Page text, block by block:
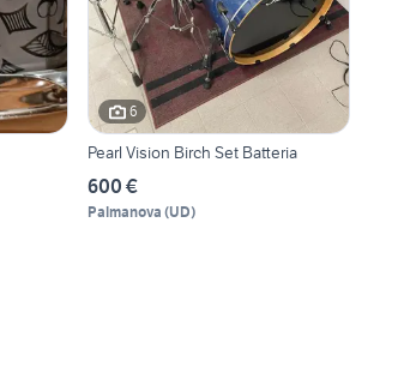
6
Pearl Vision Birch Set Batteria
600 €
Palmanova (UD)